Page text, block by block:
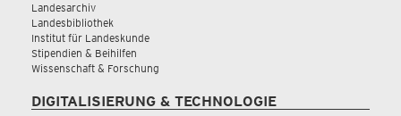
Landesarchiv
Landesbibliothek
Institut für Landeskunde
Stipendien & Beihilfen
Wissenschaft & Forschung
DIGITALISIERUNG & TECHNOLOGIE